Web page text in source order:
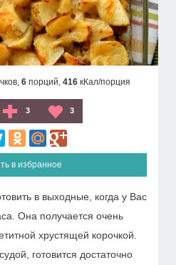
6порций, 416кКал/порция
3 3
в избранное
в выходные, когда у Вас
Она получается очень
хрустящей корочкой.
готовится достаточно